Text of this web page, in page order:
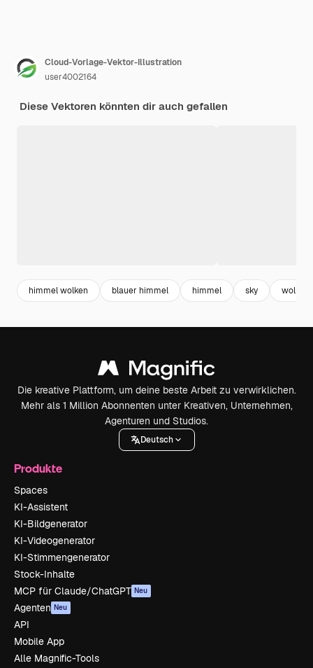
Cloud-Vorlage-Vektor-Illustration
user4002164
Diese Vektoren könnten dir auch gefallen
himmel wolken blauer himmel himmel sky wolke
Die kreative Plattform, um deine beste Arbeit zu verwirklichen.
Mehr als 1 Million Abonnenten unter Kreativen, Unternehmen,
Agenturen und Studios.
Deutsch
Produkte
Spaces
KI-Assistent
KI-Bildgenerator
KI-Videogenerator
KI-Stimmengenerator
Stock-Inhalte
MCP für Claude/ChatGPT Neu
Agenten Neu
API
Mobile App
Alle Magnific-Tools